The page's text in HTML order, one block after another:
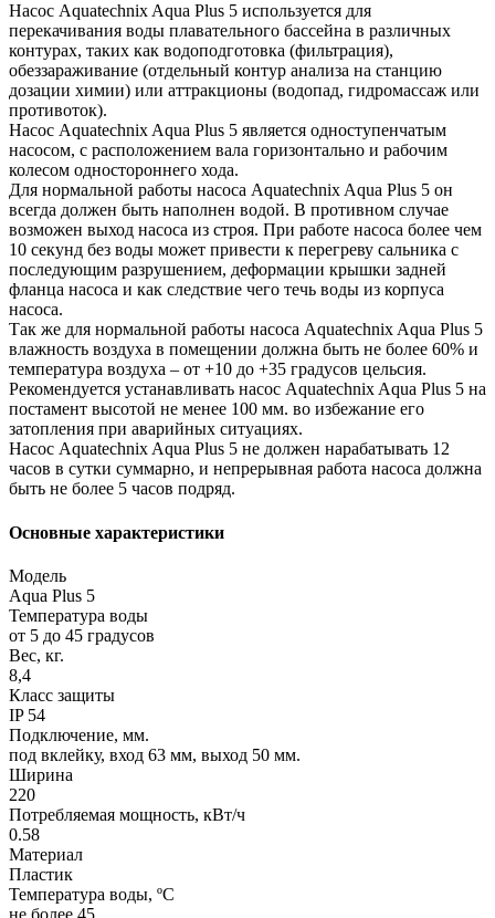
Насос Aquatechnix Aqua Plus 5 используется для
перекачивания воды плавательного бассейна в различных
контурах, таких как водоподготовка (фильтрация),
обеззараживание (отдельный контур анализа на станцию
дозации химии) или аттракционы (водопад, гидромассаж или
противоток).
Насос Aquatechnix Aqua Plus 5 является одноступенчатым
насосом, с расположением вала горизонтально и рабочим
колесом одностороннего хода.
Для нормальной работы насоса Aquatechnix Aqua Plus 5 он
всегда должен быть наполнен водой. В противном случае
возможен выход насоса из строя. При работе насоса более чем
10 секунд без воды может привести к перегреву сальника с
последующим разрушением, деформации крышки задней
фланца насоса и как следствие чего течь воды из корпуса
насоса.
Так же для нормальной работы насоса Aquatechnix Aqua Plus 5
влажность воздуха в помещении должна быть не более 60% и
температура воздуха – от +10 до +35 градусов цельсия.
Рекомендуется устанавливать насос Aquatechnix Aqua Plus 5 на
постамент высотой не менее 100 мм. во избежание его
затопления при аварийных ситуациях.
Насос Aquatechnix Aqua Plus 5 не должен нарабатывать 12
часов в сутки суммарно, и непрерывная работа насоса должна
быть не более 5 часов подряд.
Основные характеристики
Модель
Aqua Plus 5
Температура воды
от 5 до 45 градусов
Вес, кг.
8,4
Класс защиты
IP 54
Подключение, мм.
под вклейку, вход 63 мм, выход 50 мм.
Ширина
220
Потребляемая мощность, кВт/ч
0.58
Материал
Пластик
Температура воды, ºС
не более 45